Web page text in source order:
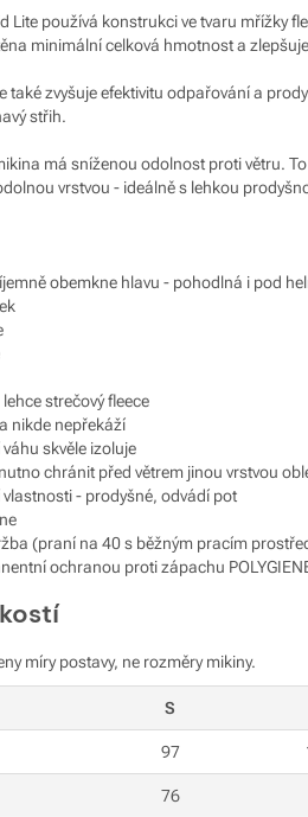
Lite používá konstrukci ve tvaru mřížky
minimální celková hmotnost a
také zvyšuje efektivitu odpařování a
střih.
má sníženou odolnost proti větru.
vrstvou - ideálně s lehkou
obemkne hlavu - pohodlná i pod
strečový fleece
nikde nepřekáží
skvěle izoluje
chránit před větrem jinou vrstvou
- prodyšné, odvádí pot
(praní na 40 s běžným pracím
ochranou proti zápachu
míry postavy, ne rozměry mikiny.
S
97
76